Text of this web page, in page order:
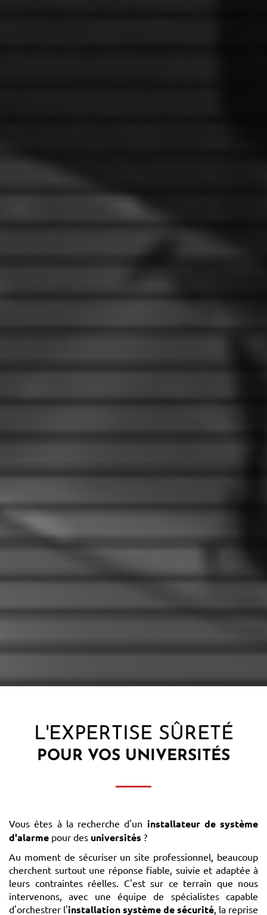
L'EXPERTISE SÛRETÉ
POUR VOS UNIVERSITÉS
Vous êtes à la recherche d'un installateur de système
d'alarme pour des universités ?
Au moment de sécuriser un site professionnel, beaucoup
cherchent surtout une réponse fiable, suivie et adaptée à
leurs contraintes réelles. C'est sur ce terrain que nous
intervenons, avec une équipe de spécialistes capable
d'orchestrer l'installation système de sécurité , la reprise